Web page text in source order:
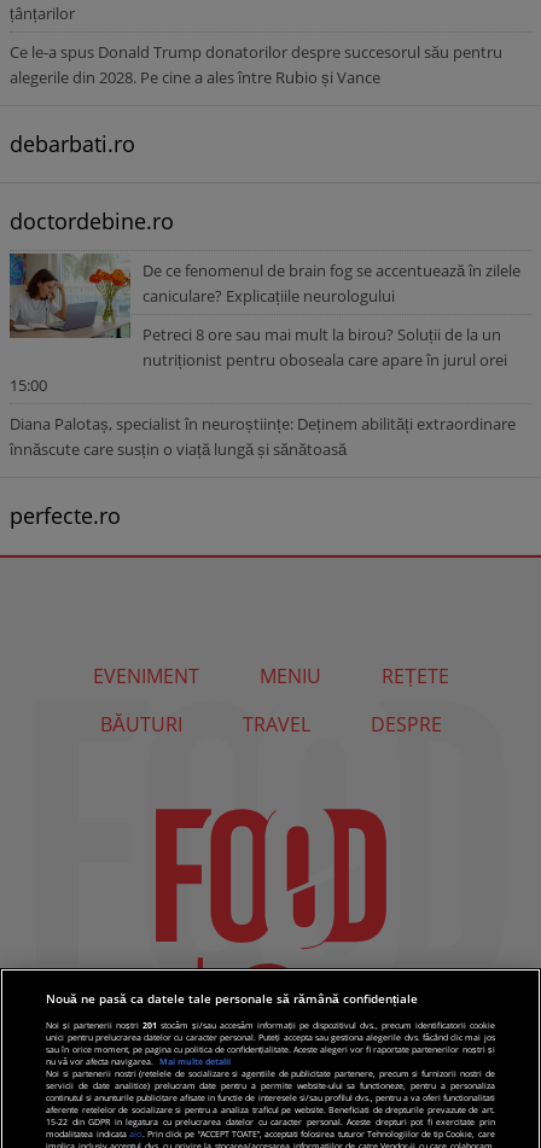
țânțarilor
Ce le-a spus Donald Trump donatorilor despre succesorul său pentru
alegerile din 2028. Pe cine a ales între Rubio și Vance
debarbati.ro
doctordebine.ro
De ce fenomenul de brain fog se accentuează în zilele
caniculare? Explicațiile neurologului
Petreci 8 ore sau mai mult la birou? Soluții de la un
nutriționist pentru oboseala care apare în jurul orei
15:00
Diana Palotaș, specialist în neuroștiințe: Deținem abilități extraordinare
înnăscute care susțin o viață lungă și sănătoasă
perfecte.ro
EVENIMENT MENIU
REȚETE
BĂUTURI
TRAVEL DESPRE
Nouă ne pasă ca datele tale personale să rămână confidențiale
Noi și partenerii noștri201 stocăm și/sau accesăm informații pe dispozitivul dvs., precum identificatorii cookie
unici pentru prelucrarea datelor cu caracter personal. Puteți accepta sau gestiona alegerile dvs. făcând clic mai jos
sau în orice moment, pe pagina cu politica de confidențialitate. Aceste alegeri vor fi raportate partenerilor noștri și
nu vă vor afecta navigarea.
Mai multe detalii
Noi si partenerii nostri (retelele de socializare si agentiile de publicitate partenere, precum si furnizorii nostri de
servicii de date analitice) prelucram date pentru a permite website-ului sa functioneze, pentru a personaliza
continutul si anunturile publicitare afisate in functie de interesele si/sau profilul dvs., pentru a va oferi functionalitati
aferente retelelor de socializare si pentru a analiza traficul pe website. Beneficiati de drepturile prevazute de art.
15-22 din GDPR in legatura cu prelucrarea datelor cu caracter personal. Aceste drepturi pot fi exercitate prin
modalitatea indicata aici. Prin click pe “ACCEPT TOATE”, acceptati folosirea tuturor Tehnologiilor de tip Cookie, care
implica inclusiv acceptul dvs. cu privire la stocarea/accesarea informatiilor de catre Vendor-ii cu care colaboram.